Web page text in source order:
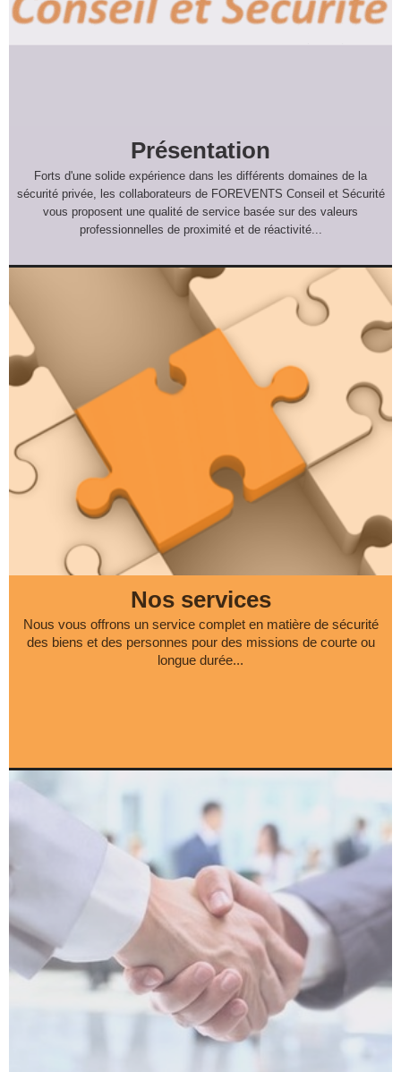
Présentation
Forts d'une solide expérience dans les différents domaines de la
sécurité privée, les collaborateurs de FOREVENTS Conseil et Sécurité
vous proposent une qualité de service basée sur des valeurs
professionnelles de proximité et de réactivité...
Nos services
Nous vous offrons un service complet en matière de sécurité
des biens et des personnes pour des missions de courte ou
longue durée...